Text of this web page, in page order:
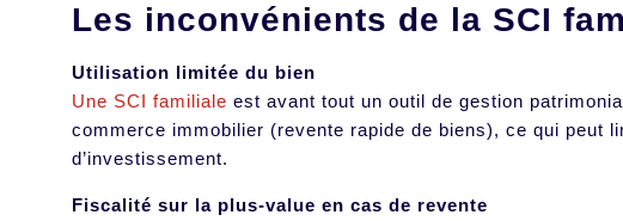
Les inconvénients de la SCI
Utilisation limitée du bien
Une SCI familiale est avant tout un outil de gestion
commerce immobilier (revente rapide de biens), ce qui peut
d’investissement.
Fiscalité sur la plus-value en cas de revente